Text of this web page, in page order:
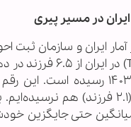
در مسیر پیری
ایران و سازمان ثبت
۱.۶ فرزند در سال ۱۴۰۳ رسیده
«سطح جانشینی» (۲.۱ فرزند) هم
حتی جایگزین